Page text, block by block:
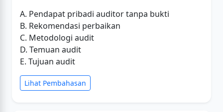
A. Pendapat pribadi auditor tanpa bukti
B. Rekomendasi perbaikan
C. Metodologi audit
D. Temuan audit
E. Tujuan audit
Lihat Pembahasan